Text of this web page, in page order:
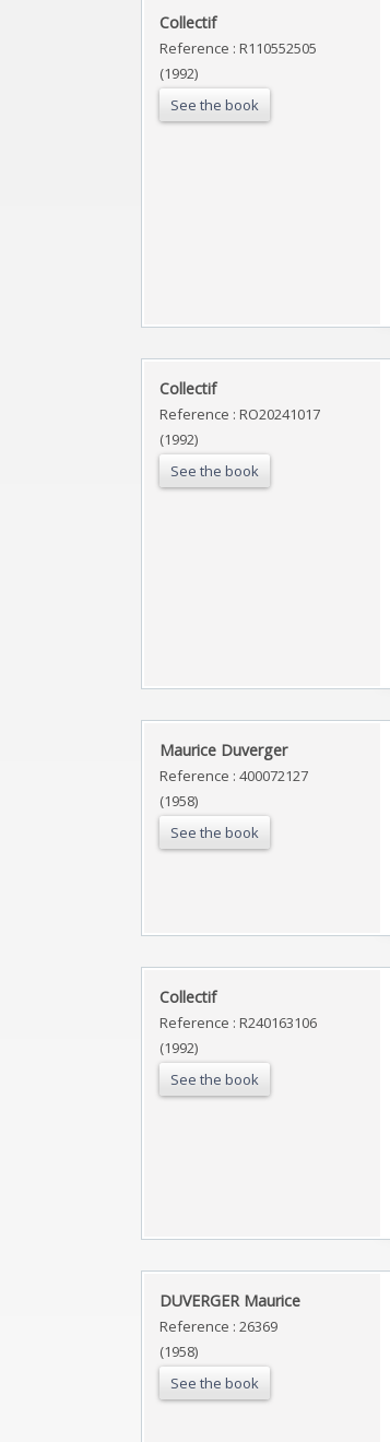
‎Collectif‎
Reference : R110552505
(1992)
See the book
‎Collectif‎
Reference : RO20241017
(1992)
See the book
‎Maurice Duverger‎
Reference : 400072127
(1958)
See the book
‎Collectif‎
Reference : R240163106
(1992)
See the book
‎DUVERGER Maurice ‎
Reference : 26369
(1958)
See the book